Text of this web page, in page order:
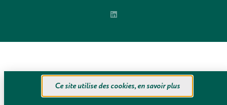
Ce site utilise des cookies, en savoir plus